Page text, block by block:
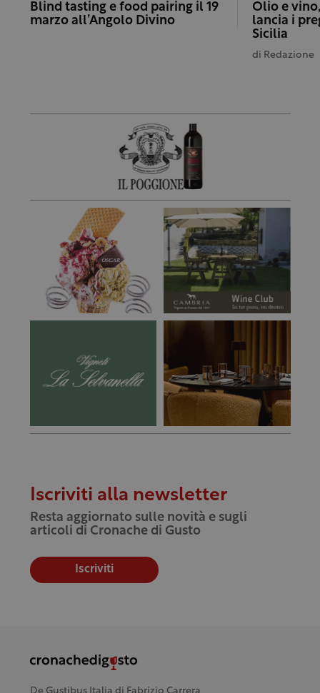
Blind tasting e food pairing il 19
marzo all’Angolo Divino
Olio e
lancia i
Sicilia
di Redazione
Iscriviti alla newsletter
Resta aggiornato sulle novità e sugli
articoli di Cronache di Gusto
Iscriviti